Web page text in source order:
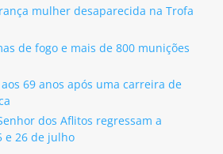
mulher desaparecida na Trofa
de fogo e mais de 800 munições
69 anos após uma carreira de
dos Aflitos regressam a
e 26 de julho